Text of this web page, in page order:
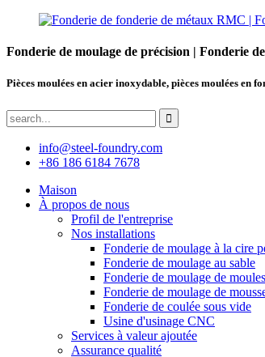
Fonderie de moulage de précision | Fonderie
Pièces moulées en acier inoxydable, pièces moulées en
info@steel-foundry.com
+86 186 6184 7678
Maison
À propos de nous
Profil de l'entreprise
Nos installations
Fonderie de moulage à la cire
Fonderie de moulage au sable
Fonderie de moulage de
Fonderie de moulage de
Fonderie de coulée sous vide
Usine d'usinage CNC
Services à valeur ajoutée
Assurance qualité